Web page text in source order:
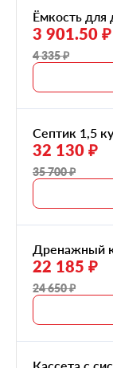
Ёмкость для
3 901.50 ₽
4 335 ₽
Септик 1,5
32 130 ₽
35 700 ₽
Дренажный
22 185 ₽
24 650 ₽
Кассета с